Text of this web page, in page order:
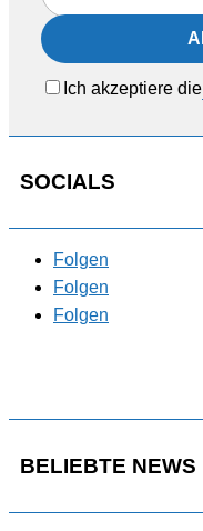
Ich akzeptiere die
SOCIALS
Folgen
Folgen
Folgen
BELIEBTE NEWS